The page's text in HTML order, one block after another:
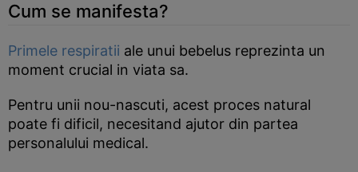
Cum se manifesta?
Primele respiratii ale unui bebelus reprezinta un
moment crucial in viata sa.
Pentru unii nou-nascuti, acest proces natural
poate fi dificil, necesitand ajutor din partea
personalului medical.